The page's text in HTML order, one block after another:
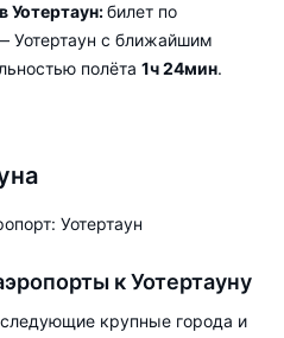
Уотертаун:билет по
с ближайшим
и длительностью полёта 1ч 24мин.
Уотертаун обслуживает 1 аэропорт: Уотертаун
к Уотертауну
следующие крупные города и